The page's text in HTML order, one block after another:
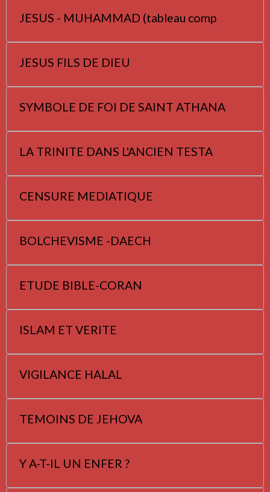
JESUS - MUHAMMAD (tableau comp
JESUS FILS DE DIEU
SYMBOLE DE FOI DE SAINT ATHANA
LA TRINITE DANS L'ANCIEN TESTA
CENSURE MEDIATIQUE
BOLCHEVISME -DAECH
ETUDE BIBLE-CORAN
ISLAM ET VERITE
VIGILANCE HALAL
TEMOINS DE JEHOVA
Y A-T-IL UN ENFER ?